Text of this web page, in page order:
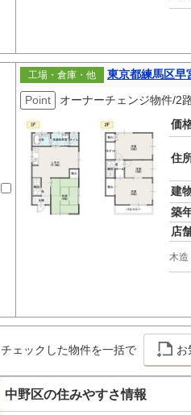
工場・倉庫・他
東京都練馬区早
Point
オーナーチェンジ物件/2
価
住
建
築
店
木造
チェックした物件を一括で お
中野区の住みやすさ情報